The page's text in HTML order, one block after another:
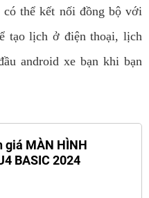
thể kết nối đồng bộ với
tạo lịch ở điện thoại, lịch
android xe bạn khi bạn
giá MÀN HÌNH
BASIC 2024